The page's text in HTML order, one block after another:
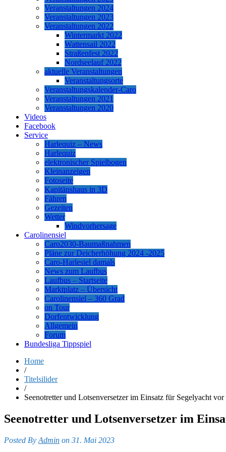
Veranstaltungen 2024
Veranstaltungen 2023
Veranstaltungen 2022
Wintermarkt 2022
Wattensail 2022
Straßenfest 2022
Nordseelauf 2022
aktuelle Veranstaltungen
Veranstaltungsorte
Veranstaltungskalender-Caro
Veranstaltungen 2021
Veranstaltungen 2020
Videos
Facebook
Service
Harlequiz – News
Harlequiz
elektronischer Spielbogen
Kleinanzeigen
Fotoseite
Kapitänshaus in 3D
Fähren
Gezeiten
Wetter
Windvorhersage
Carolinensiel
Caro2030-Baumaßnahmen
Pläne zur Deicherhöhung 2024 -2025
Caro-Harlesiel damals
News zum Laufbus
Laufbus – Startseite
Marktplatz – Übersicht
Carolinensiel – 360 Grad
on Tour
Dorfentwicklung
Allgemein
Forum
Bundesliga Tippspiel
Home
/
Titelsilider
/
Seenotretter und Lotsenversetzer im Einsatz für Segelyacht
Seenotretter und Lotsenversetzer im
Posted By Admin on 31. Mai 2023